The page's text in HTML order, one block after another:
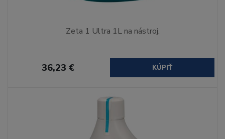
Zeta 1 Ultra 1L na nástroj.
36,23 € KÚPIŤ